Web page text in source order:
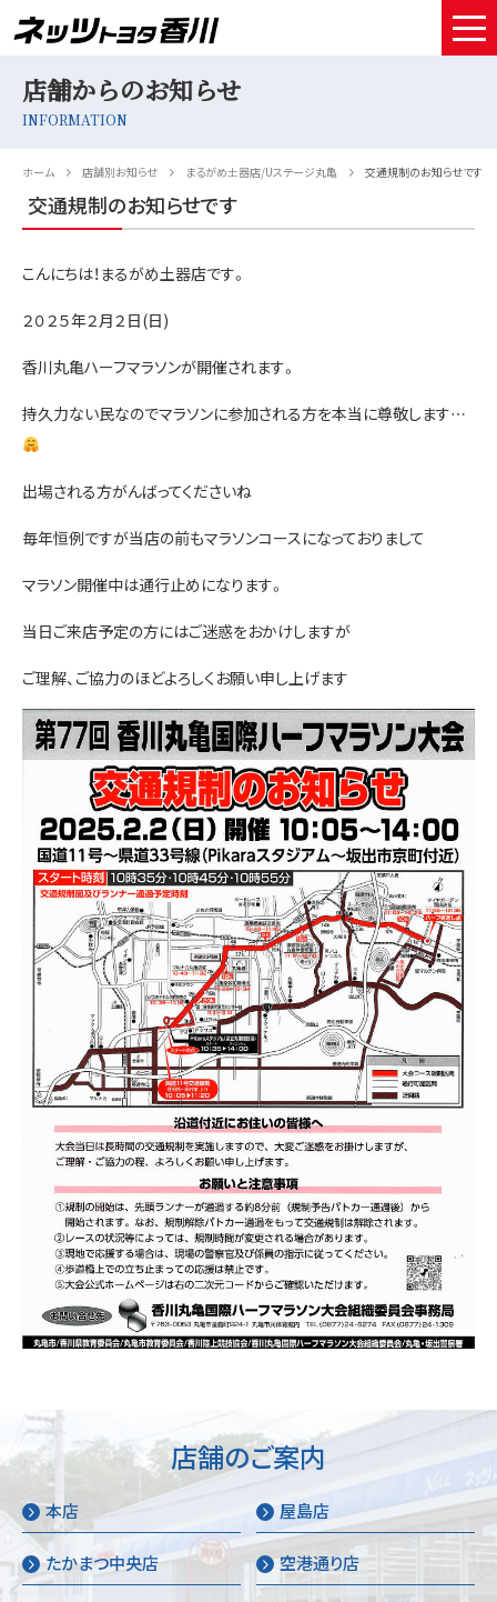
お得なお支払い
お問い合わせ
店舗からのお知らせ
INFORMATION
ホーム 店舗別お知らせ まるがめ土器店/Uステージ丸亀 交通規制のお知らせです
交通規制のお知らせです
こんにちは！まるがめ土器店です。
２０２５年２月２日(日)
香川丸亀ハーフマラソンが開催されます。
持久力ない民なのでマラソンに参加される方を本当に尊敬します…
出場される方がんばってくださいね
毎年恒例ですが当店の前もマラソンコースになっておりまして
マラソン開催中は通行止めになります。
当日ご来店予定の方にはご迷惑をおかけしますが
ご理解、ご協力のほどよろしくお願い申し上げます
店舗のご案内
本店 屋島店
たかまつ中央店 空港通り店